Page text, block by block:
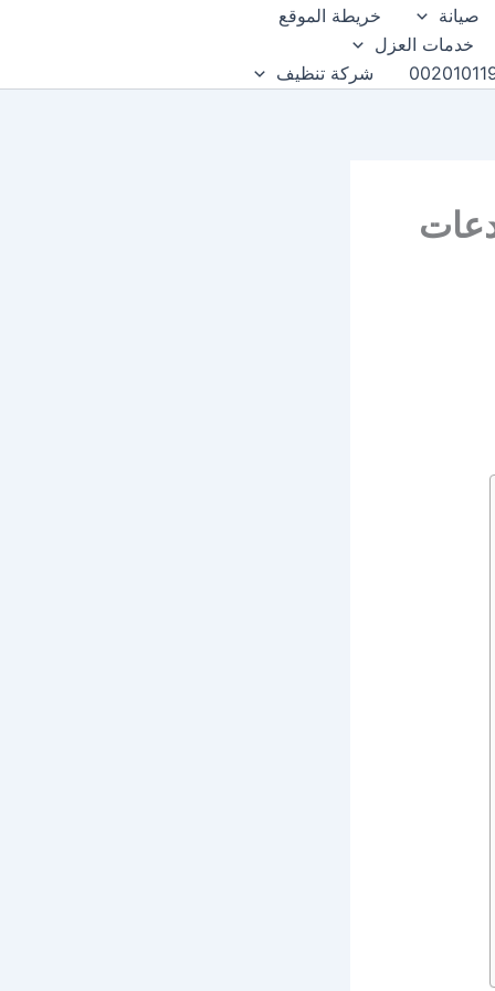
صيانة
خريطة الموقع
خدمات العزل
شركة تنظيف